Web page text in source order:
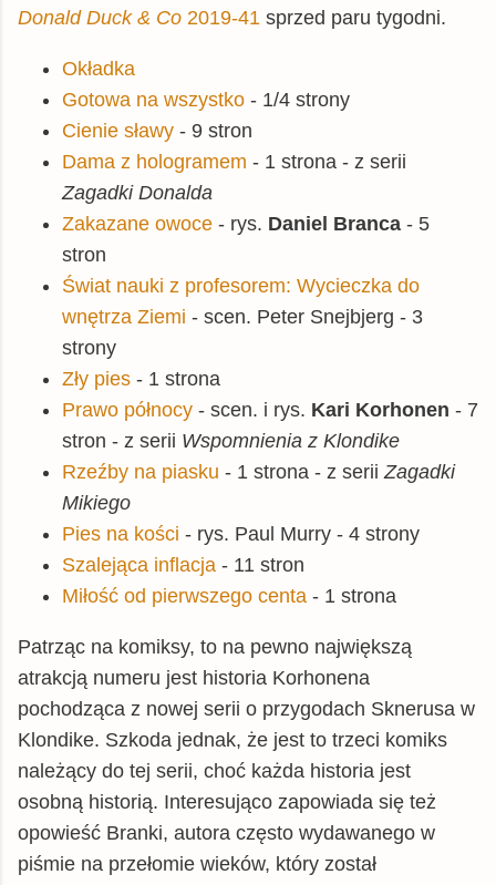
Donald Duck & Co 2019-41 sprzed paru tygodni.
Okładka
Gotowa na wszystko - 1/4 strony
Cienie sławy - 9 stron
Dama z hologramem - 1 strona - z serii
Zagadki Donalda
Zakazane owoce - rys. Daniel Branca - 5
stron
Świat nauki z profesorem: Wycieczka do
wnętrza Ziemi - scen. Peter Snejbjerg - 3
strony
Zły pies - 1 strona
Prawo północy - scen. i rys. Kari Korhonen - 7
stron - z serii Wspomnienia z Klondike
Rzeźby na piasku - 1 strona - z seriiZagadki
Mikiego
Pies na kości - rys. Paul Murry - 4 strony
Szalejąca inflacja - 11 stron
Miłość od pierwszego centa - 1 strona
Patrząc na komiksy, to na pewno największą
atrakcją numeru jest historia Korhonena
pochodząca z nowej serii o przygodach Sknerusa w
Klondike. Szkoda jednak, że jest to trzeci komiks
należący do tej serii, choć każda historia jest
osobną historią. Interesująco zapowiada się też
opowieść Branki, autora często wydawanego w
piśmie na przełomie wieków, który został